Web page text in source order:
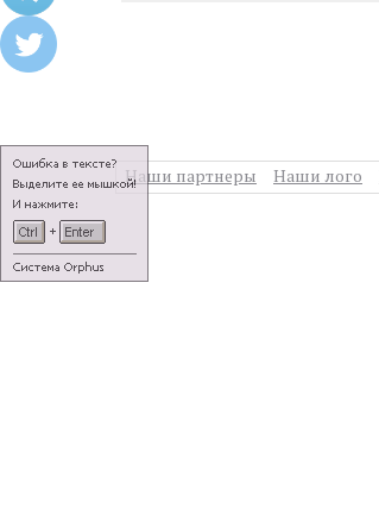
Наши партнеры Наши лого